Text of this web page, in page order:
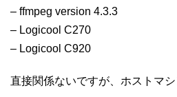
– ffmpeg version 4.3.3
– Logicool C270
– Logicool C920
直接関係ないですが、ホストマ